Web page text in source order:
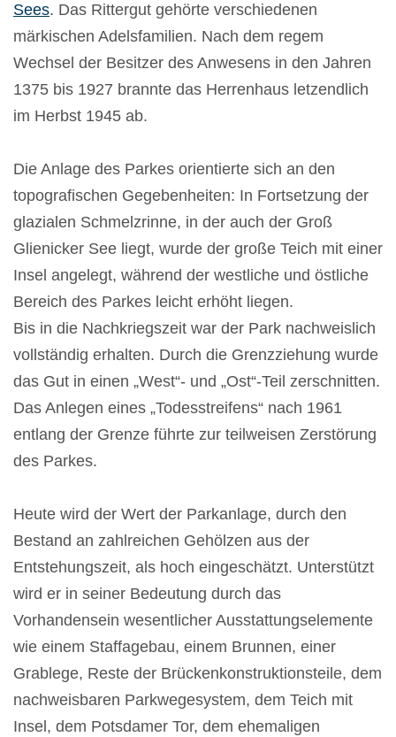
Sees. Das Rittergut gehörte verschiedenen
märkischen Adelsfamilien. Nach dem regem
Wechsel der Besitzer des Anwesens in den Jahren
1375 bis 1927 brannte das Herrenhaus letzendlich
im Herbst 1945 ab.
Die Anlage des Parkes orientierte sich an den
topografischen Gegebenheiten: In Fortsetzung der
glazialen Schmelzrinne, in der auch der Groß
Glienicker See liegt, wurde der große Teich mit einer
Insel angelegt, während der westliche und östliche
Bereich des Parkes leicht erhöht liegen.
Bis in die Nachkriegszeit war der Park nachweislich
vollständig erhalten. Durch die Grenzziehung wurde
das Gut in einen „West“- und „Ost“-Teil zerschnitten.
Das Anlegen eines „Todesstreifens“ nach 1961
entlang der Grenze führte zur teilweisen Zerstörung
des Parkes.
Heute wird der Wert der Parkanlage, durch den
Bestand an zahlreichen Gehölzen aus der
Entstehungszeit, als hoch eingeschätzt. Unterstützt
wird er in seiner Bedeutung durch das
Vorhandensein wesentlicher Ausstattungselemente
wie einem Staffagebau, einem Brunnen, einer
Grablege, Reste der Brückenkonstruktionsteile, dem
nachweisbaren Parkwegesystem, dem Teich mit
Insel, dem Potsdamer Tor, dem ehemaligen